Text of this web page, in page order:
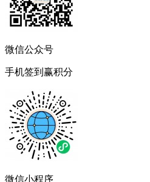
微信公众号
手机签到赢积分
微信小程序